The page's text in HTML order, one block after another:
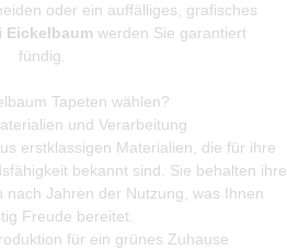
oder ein auffälliges, grafisches
Eickelbaum werden Sie garantiert
fündig.
Tapeten wählen?
und Verarbeitung
erstklassigen Materialien, die für ihre
bekannt sind. Sie behalten ihre
nach Jahren der Nutzung, was Ihnen
Freude bereitet.
für ein grünes Zuhause